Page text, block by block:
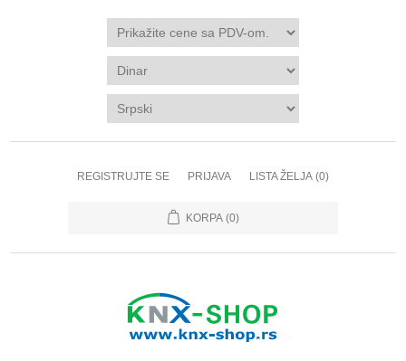
REGISTRUJTE SE PRIJAVA LISTA ŽELJA (0)
KORPA (0)